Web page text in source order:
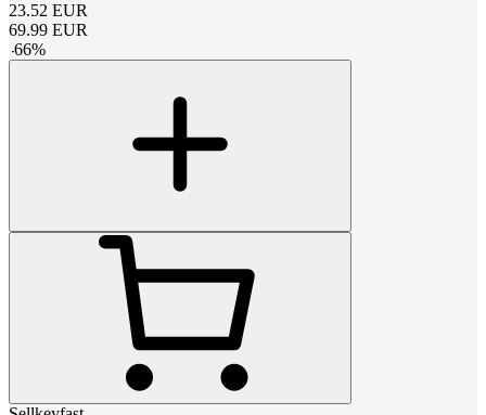
23.52 EUR
69.99 EUR
-66%